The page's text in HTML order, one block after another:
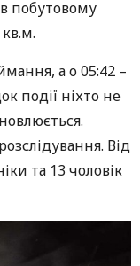
побутовому
а о 05:42 –
події ніхто не
Від
та 13 чоловік